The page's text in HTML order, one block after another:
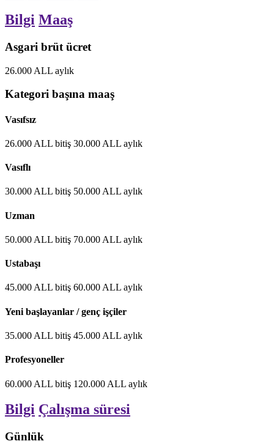
Bilgi Maaş
Asgari brüt ücret
26.000 ALL aylık
Kategori başına maaş
Vasıfsız
26.000 ALL bitiş 30.000 ALL aylık
Vasıflı
30.000 ALL bitiş 50.000 ALL aylık
Uzman
50.000 ALL bitiş 70.000 ALL aylık
Ustabaşı
45.000ALL bitiş 60.000ALL aylık
Yeni başlayanlar / genç işçiler
35.000 ALL bitiş 45.000 ALL aylık
Profesyoneller
60.000 ALL bitiş 120.000 ALL aylık
Bilgi Çalışma süresi
Günlük